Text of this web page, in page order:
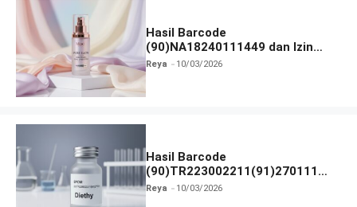
Hasil Barcode
(90)NA18240111449 dan Izin
BPOM
Reya 10/03/2026
Hasil Barcode
(90)TR223002211(91)270111
dan Izin BPOM
Reya 10/03/2026